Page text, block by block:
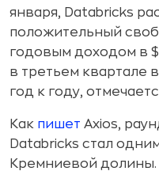
января, Databricks
положительный
годовым доходом в
в третьем квартале
год к году,
Как пишет Axios,
Databricks стал
Кремниевой долины.